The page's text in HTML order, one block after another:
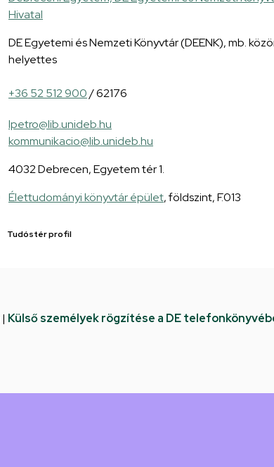
Hivatal
DE Egyetemi és Nemzeti Könyvtár (DEENK), mb.
helyettes
+36 52 512 900/ 62176
lpetro@lib.unideb.hu
kommunikacio@lib.unideb.hu
4032 Debrecen, Egyetem tér 1.
Élettudományi könyvtár épület, földszint, F.013
Tudóstér profil
| Külső személyek rögzítése a DE